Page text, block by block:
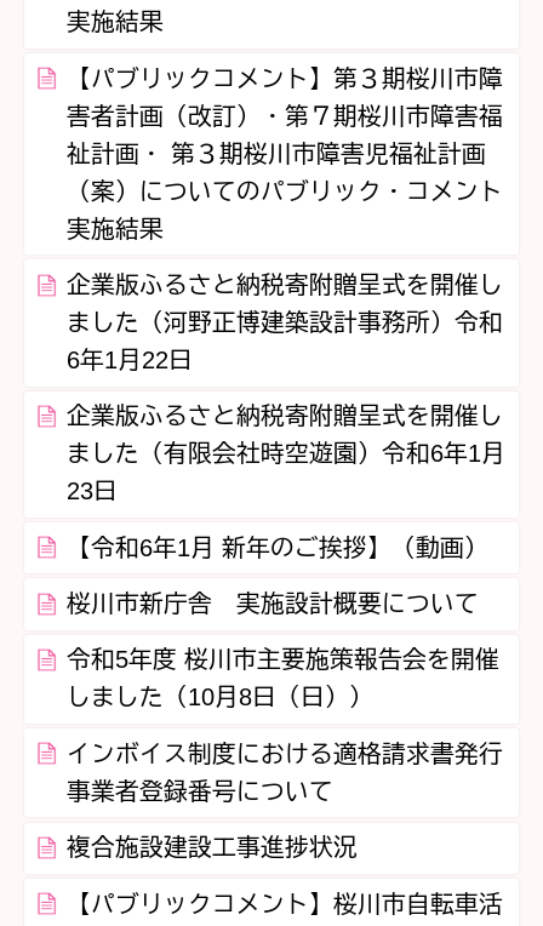
実施結果
【パブリックコメント】第３期桜川市障
害者計画（改訂）・第７期桜川市障害福
祉計画・ 第３期桜川市障害児福祉計画
（案）についてのパブリック・コメント
実施結果
企業版ふるさと納税寄附贈呈式を開催し
ました（河野正博建築設計事務所）令和
6年1月22日
企業版ふるさと納税寄附贈呈式を開催し
ました（有限会社時空遊園）令和6年1月
23日
【令和6年1月 新年のご挨拶】（動画）
桜川市新庁舎 実施設計概要について
令和5年度 桜川市主要施策報告会を開催
しました（10月8日（日））
インボイス制度における適格請求書発行
事業者登録番号について
複合施設建設工事進捗状況
【パブリックコメント】桜川市自転車活